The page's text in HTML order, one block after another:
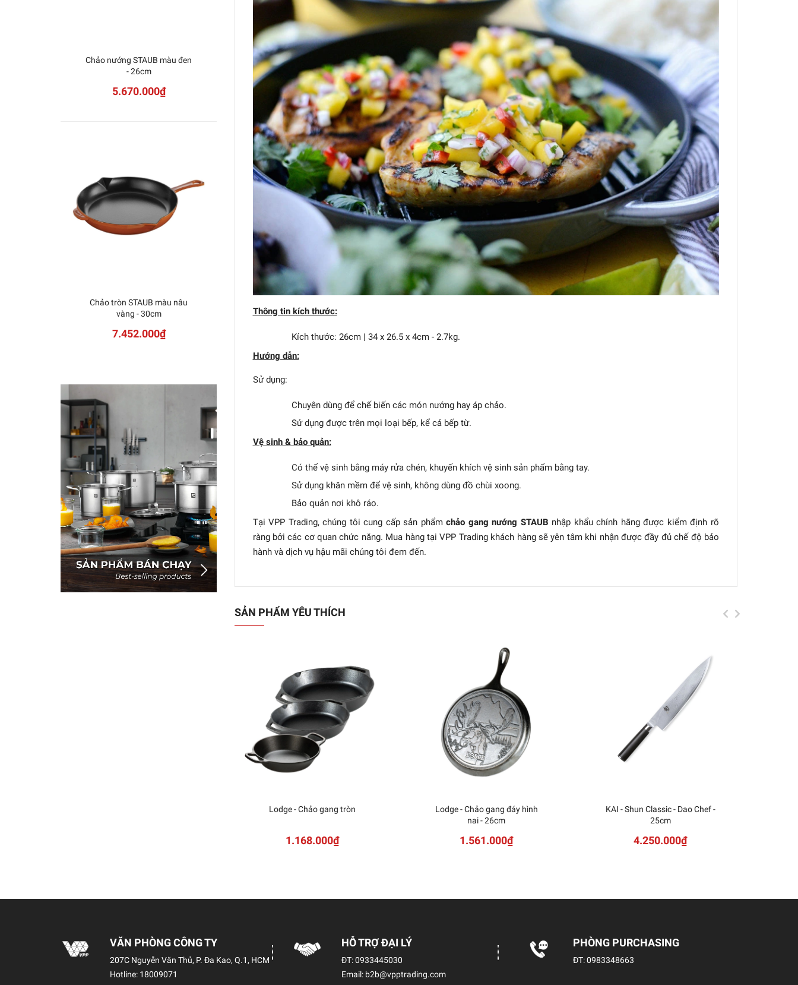
Thông tin kích thước:
Kích thước: 26cm | 34 x 26.5 x 4cm - 2.7kg.
Hướng dẫn:
Sử dụng:
Chuyên dùng để chế biến các món nướng hay áp chảo.
Sử dụng được trên mọi loại bếp, kể cả bếp từ.
Vệ sinh & bảo quản:
Có thể vệ sinh bằng máy rửa chén, khuyến khích vệ sinh sản phẩm bằng tay.
Sử dụng khăn mềm để vệ sinh, không dùng đồ chùi xoong.
Bảo quản nơi khô ráo.
Tại VPP Trading, chúng tôi cung cấp sản phẩmchảo gang nướng STAUB nhập khẩu chính hãng được kiểm định rõ
ràng bởi các cơ quan chức năng. Mua hàng tại VPP Trading khách hàng sẽ yên tâm khi nhận được đầy đủ chế độ bảo
hành và dịch vụ hậu mãi chúng tôi đem đến.
SẢN PHẨM YÊU THÍCH
Lodge - Chảo gang tròn
1.168.000₫
Lodge - Chảo gang đáy hình
nai - 26cm
1.561.000₫
KAI - Shun Classic - Dao Chef -
25cm
4.250.000₫
Chảo nướng STAUB màu đen
- 26cm
5.670.000₫
Chảo tròn STAUB màu nâu
vàng - 30cm
7.452.000₫
Staub - Chảo gang nướng
vuông có tay cầm màu xanh
ngọc - 26cm (B)
4.212.000₫
VĂN PHÒNG CÔNG TY
207C Nguyễn Văn Thủ, P. Đa Kao, Q.1, HCM
Hotline: 18009071
HỖ TRỢ ĐẠI LÝ
ĐT:0933445030
Email: b2b@vpptrading.com
PHÒNG PURCHASING
ĐT:0983348663